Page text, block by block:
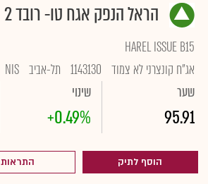
הראל הנפק אגח טו- רובד 2
HAREL ISSUE B15
אג"ח קונצרני לא צמוד 1143130 תל-אביב NIS
שער
95.91
שינוי
+0.49%
הוסף לתיק התראות